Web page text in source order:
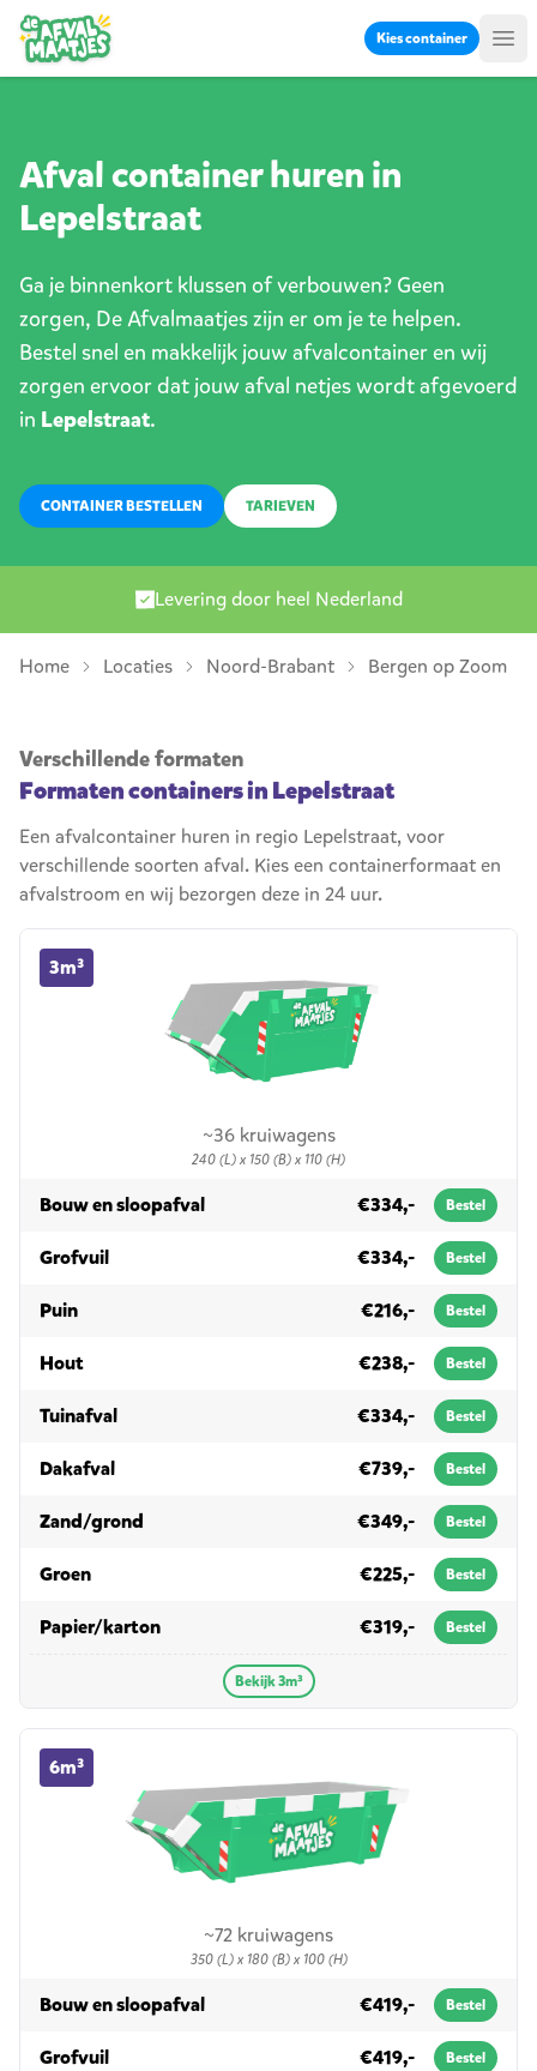
Kies container
Afval container huren in
Lepelstraat
Ga je binnenkort klussen of verbouwen? Geen
zorgen, De Afvalmaatjes zijn er om je te helpen.
Bestel snel en makkelijk jouw afvalcontainer en wij
zorgen ervoor dat jouw afval netjes wordt afgevoerd
in Lepelstraat.
CONTAINER BESTELLEN TARIEVEN
Levering door heel Nederland
Home Locaties Noord-Brabant Bergen op Zoom
Verschillende formaten
Formaten containers in Lepelstraat
Een afvalcontainer huren in regio Lepelstraat, voor
verschillende soorten afval. Kies een containerformaat en
afvalstroom en wij bezorgen deze in 24 uur.
~36 kruiwagens
240 (L) x 150 (B) x 110 (H)
3m³
3m³ container huren
Bouw en sloopafvalin 3m³ €334,- Bestel
Grofvuilin 3m³ €334,- Bestel
Puinin 3m³ €216,- Bestel
Houtin 3m³ €238,- Bestel
Tuinafvalin 3m³ €334,- Bestel
Dakafvalin 3m³ €739,- Bestel
Zand/grond €349,- Bestel
Groenin 3m³ €225,- Bestel
Papier/kartonin 3m³ €319,- Bestel
Bekijk 3m³
~72 kruiwagens
350 (L) x 180 (B) x 100 (H)
6m³
6m³ container huren
Bouw en sloopafvalin 6m³ €419,- Bestel
Grofvuilin 6m³ €419,- Bestel